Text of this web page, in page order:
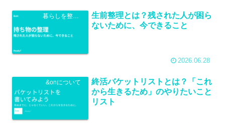
暮らしを整える
生前整理とは？残された人が困ら
ないために、今できること
2026.06.28
&onについて
終活バケットリストとは？「これ
から生きるため」のやりたいこと
リスト